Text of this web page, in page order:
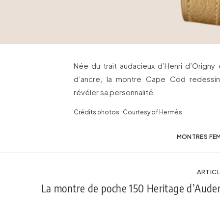
Née du trait audacieux d’Henri
d’ancre, la montre Cape Cod
révéler sa personnalité.
Crédits photos : Courtesy of Hermès
MONTRES
La montre de poche 150 Heritage